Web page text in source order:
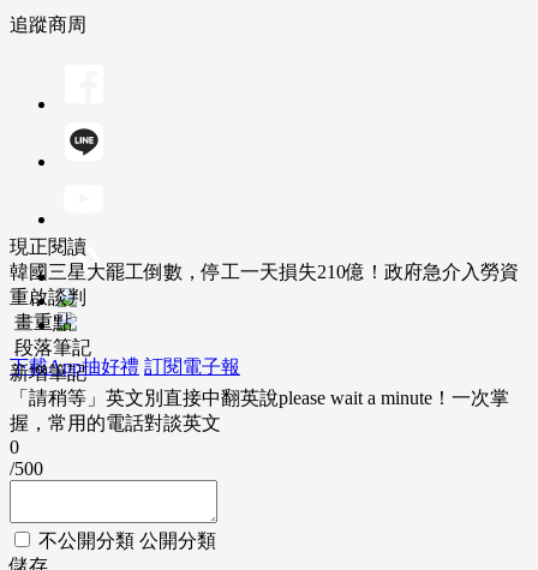
追蹤商周
下載App抽好禮 訂閱電子報
現正閱讀
韓國三星大罷工倒數，停工一天損失210億！政府急介入勞資
重啟談判
畫重點
段落筆記
新增筆記
「請稍等」英文別直接中翻英說please wait a minute！一次掌
握，常用的電話對談英文
0
/500
不公開分類 公開分類
儲存